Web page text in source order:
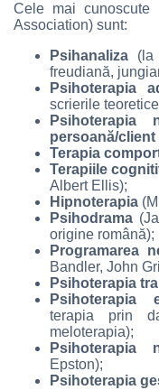
Cele mai cunoscute
Association) sunt:
Psihanaliza (la
freudiană,
Psihoterapia
scrierile
Psihoterapia
persoană/client
Terapia
Terapiile
Albert Ellis);
Hipnoterapia
Psihodrama
origine română);
Programarea
Bandler, John
Psihoterapia
Psihoterapia
terapia prin
meloterapia);
Psihoterapia
Epston);
Psihoterapia